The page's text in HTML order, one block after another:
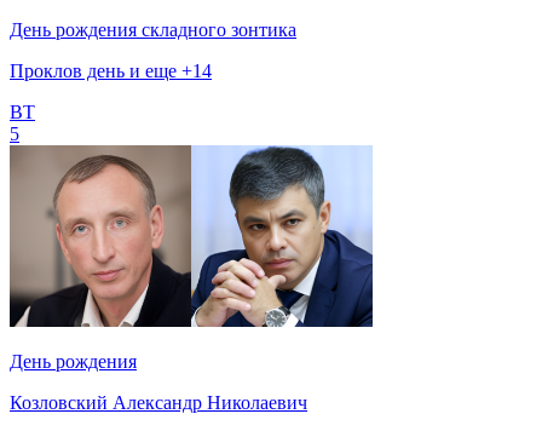
День рождения складного зонтика
Проклов день и еще +14
ВТ
5
День рождения
Козловский Александр Николаевич